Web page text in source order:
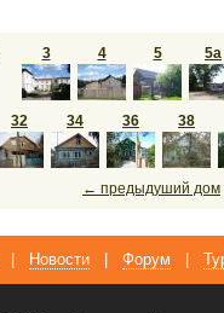
3 4 5 5а
32 34 36 38
← предыдуший дом
Новости Форум